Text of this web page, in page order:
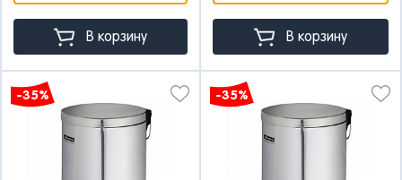
В корзину В корзину
-35% -35%